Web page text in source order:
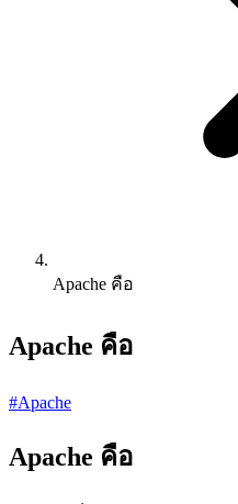
Apache คือ
Apache คือ
#Apache
Apache คือ